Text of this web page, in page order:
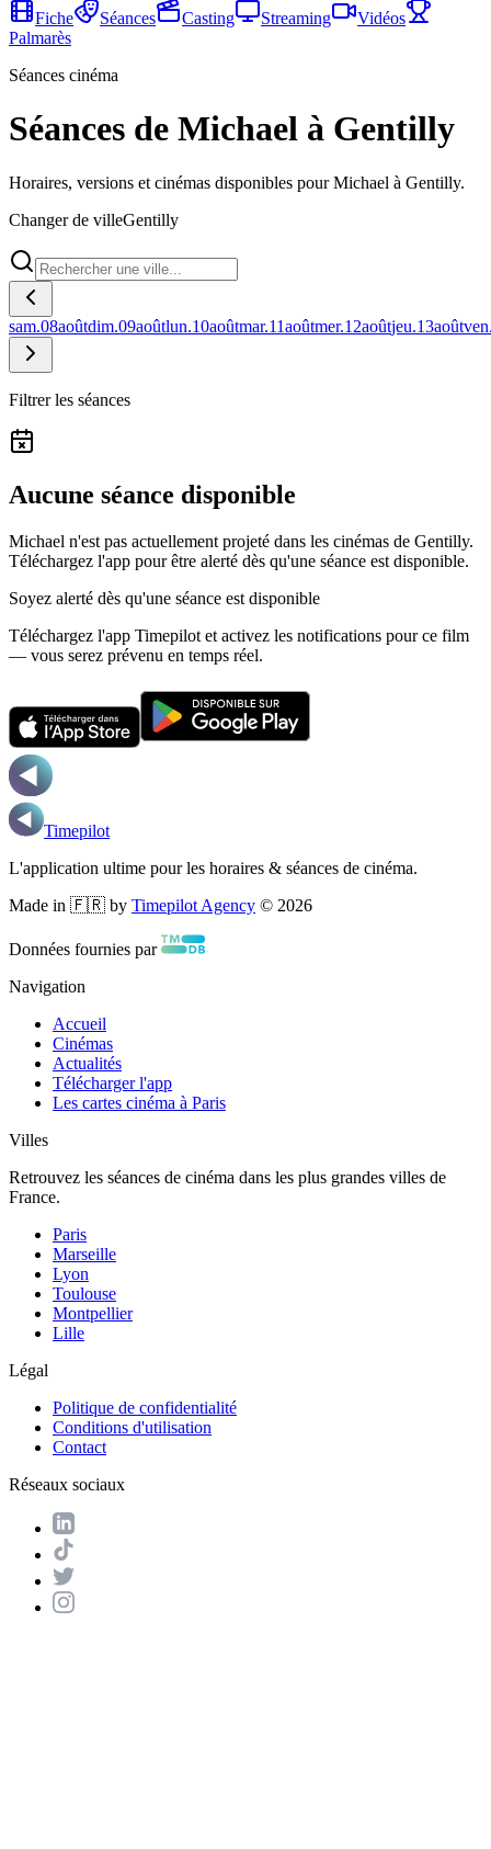
Fiche
Séances Casting Streaming
Vidéos
Palmarès
Séances cinéma
Séances de Michael à Gentilly
Horaires, versions et cinémas disponibles pour Michael à Gentilly.
Changer de villeGentilly
sam.08aoûtdim.09aoûtlun.10aoûtmar.11aoûtmer.12aoûtjeu.13août
Filtrer les séances
Aucune séance disponible
Michael n'est pas actuellement projeté dans les cinémas de Gentilly.
Téléchargez l'app pour être alerté dès qu'une séance est disponible.
Soyez alerté dès qu'une séance est disponible
Téléchargez l'app Timepilot et activez les notifications pour ce film
— vous serez prévenu en temps réel.
Timepilot
L'application ultime pour les horaires & séances de cinéma.
Made in 🇫🇷 by Timepilot Agency © 2026
Données fournies par
Navigation
Accueil
Cinémas
Actualités
Télécharger l'app
Les cartes cinéma à Paris
Villes
Retrouvez les séances de cinéma dans les plus grandes villes de
France.
Paris
Marseille
Lyon
Toulouse
Montpellier
Lille
Légal
Politique de confidentialité
Conditions d'utilisation
Contact
Réseaux sociaux